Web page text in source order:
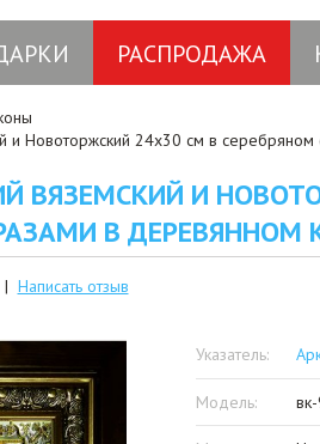
РАСПРОДАЖА
и Новоторжский 24x30 см в
ВЯЗЕМСКИЙ И
В ДЕРЕВЯННОМ
| Написать отзыв
Указатель:
Модель: